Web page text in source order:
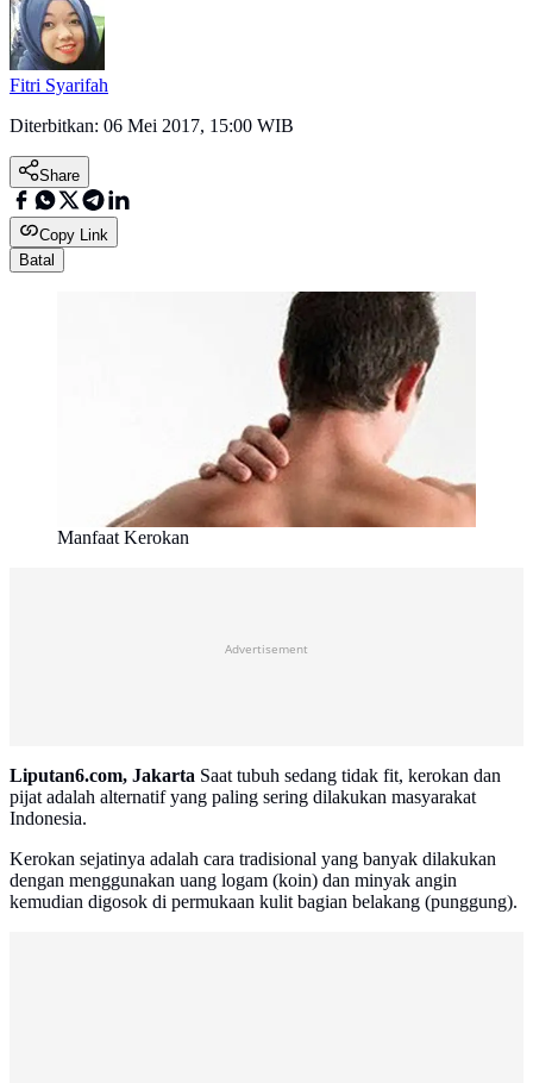
Fitri Syarifah
Diterbitkan: 06 Mei 2017, 15:00 WIB
Share
Copy Link
Batal
Manfaat Kerokan
Advertisement
Liputan6.com, Jakarta Saat tubuh sedang tidak fit, kerokan dan
pijat adalah alternatif yang paling sering dilakukan masyarakat
Indonesia.
Kerokan sejatinya adalah cara tradisional yang banyak dilakukan
dengan menggunakan uang logam (koin) dan minyak angin
kemudian digosok di permukaan kulit bagian belakang (punggung).